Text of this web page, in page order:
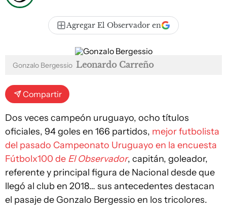
Agregar El Observador en
Gonzalo Bergessio Leonardo Carreño
Compartir
Dos veces campeón uruguayo, ocho títulos
oficiales, 94 goles en 166 partidos, mejor futbolista
del pasado Campeonato Uruguayo en la encuesta
Fútbolx100 de El Observador, capitán, goleador,
referente y principal figura de Nacional desde que
llegó al club en 2018… sus antecedentes destacan
el pasaje de Gonzalo Bergessio en los tricolores.